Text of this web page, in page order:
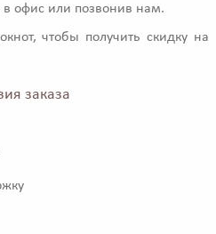
в офис или позвонив нам.
чтобы получить скидку на
заказа